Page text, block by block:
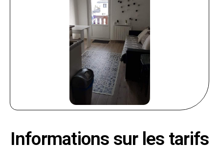
Informations sur les tarifs